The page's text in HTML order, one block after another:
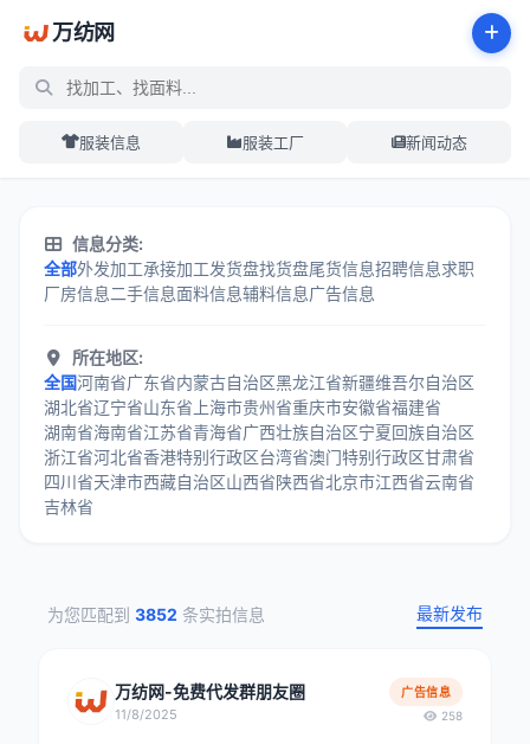
万纺网
服装信息 服装工厂 新闻动态
信息分类:
全部外发加工承接加工发货盘找货盘尾货信息招聘信息求职
厂房信息 二手信息面料信息辅料信息广告信息
所在地区:
全国河南省广东省内蒙古自治区黑龙江省新疆维吾尔自治区
湖北省辽宁省山东省 上海市贵州省重庆市安徽省福建省
湖南省海南省江苏省青海省广西壮族自治区宁夏回族自治区
浙江省河北省香港特别行政区台湾省澳门特别行政区甘肃省
四川省天津市西藏自治区山西省陕西省北京市江西省云南省
吉林省
为您匹配到 3852 条实拍信息 最新发布
万纺网-免费代发群朋友圈
11/8/2025
广告信息
258